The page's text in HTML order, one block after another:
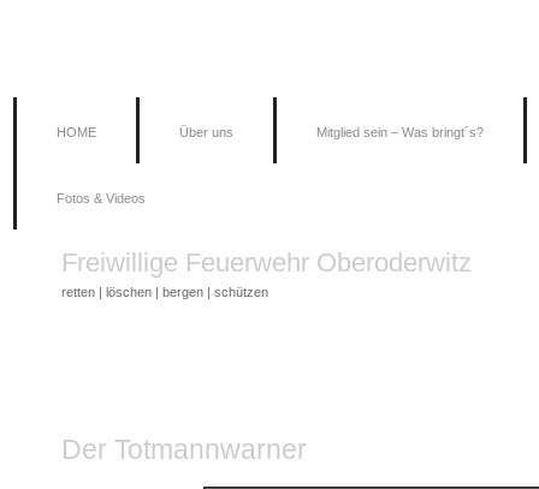
HOME Über uns Mitglied sein – Was bringt´s?
Fotos & Videos
Freiwillige Feuerwehr Oberoderwitz
retten | löschen | bergen | schützen
Der Totmannwarner